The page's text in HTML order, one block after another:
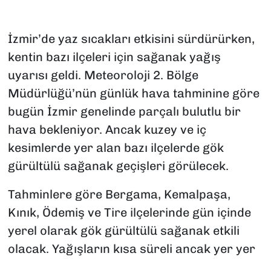
İzmir’de yaz sıcakları etkisini sürdürürken,
kentin bazı ilçeleri için sağanak yağış
uyarısı geldi. Meteoroloji 2. Bölge
Müdürlüğü’nün günlük hava tahminine göre
bugün İzmir genelinde parçalı bulutlu bir
hava bekleniyor. Ancak kuzey ve iç
kesimlerde yer alan bazı ilçelerde gök
gürültülü sağanak geçişleri görülecek.
Tahminlere göre Bergama, Kemalpaşa,
Kınık, Ödemiş ve Tire ilçelerinde gün içinde
yerel olarak gök gürültülü sağanak etkili
olacak. Yağışların kısa süreli ancak yer yer